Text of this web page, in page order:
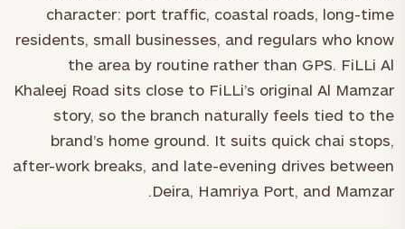
character: port traffic, coastal roads, long-time
residents, small businesses, and regulars who know
the area by routine rather than GPS. FiLLi Al
Khaleej Road sits close to FiLLi’s original Al Mamzar
story, so the branch naturally feels tied to the
brand’s home ground. It suits quick chai stops,
after-work breaks, and late-evening drives between
Deira, Hamriya Port, and Mamzar.